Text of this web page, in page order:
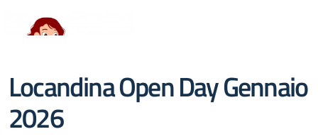
Locandina Open Day Gennaio
2026